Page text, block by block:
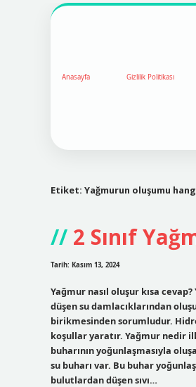
Anasayfa Gizlilik Politikası
Etiket: Yağmurun oluşumu
2 Sınıf
Tarih: Kasım 13, 2024
Yağmur nasıl oluşur kısa
düşen su damlacıklarından
birikmesinden sorumludur.
koşullar yaratır. Yağmur nedir
buharının yoğunlaşmasıyla
su buharı var. Bu buhar
bulutlardan düşen sıvı…